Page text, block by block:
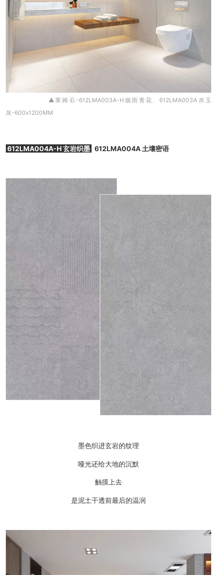
▲莱姆石-612LMA003A-H烟雨青花、612LMA003A赤玉
灰-600x1200MM
612LMA004A-H 玄岩织墨 612LMA004A 土壤密语
墨色织进玄岩的纹理
哑光还给大地的沉默
触摸上去
是泥土干透前最后的温润